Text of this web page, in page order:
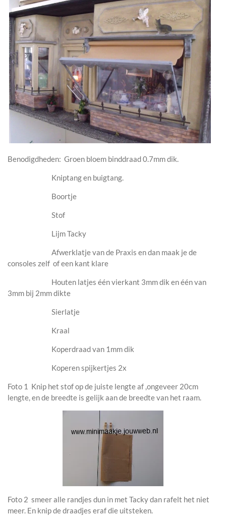
Benodigdheden: Groen bloem binddraad 0.7mm dik.
Kniptang en buigtang.
Boortje
Stof
Lijm Tacky
Afwerklatje van de Praxis en dan maak je de
consoles zelf of een kant klare
Houten latjes één vierkant 3mm dik en één van
3mm bij 2mm dikte
Sierlatje
Kraal
Koperdraad van 1mm dik
Koperen spijkertjes 2x
Foto 1 Knip het stof op de juiste lengte af ,ongeveer 20cm
lengte, en de breedte is gelijk aan de breedte van het raam.
Foto 2 smeer alle randjes dun in met Tacky dan rafelt het niet
meer. En knip de draadjes eraf die uitsteken.